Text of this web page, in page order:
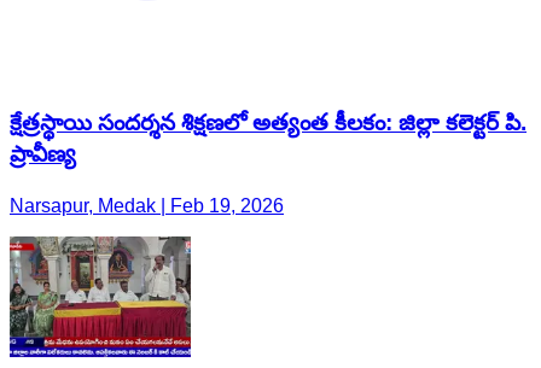
క్షేత్రస్థాయి సందర్శన శిక్షణలో అత్యంత కీలకం: జిల్లా కలెక్టర్ పి.
ప్రావీణ్య
Narsapur, Medak | Feb 19, 2026